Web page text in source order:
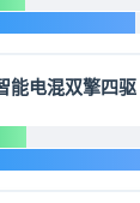
能电混双擎四驱